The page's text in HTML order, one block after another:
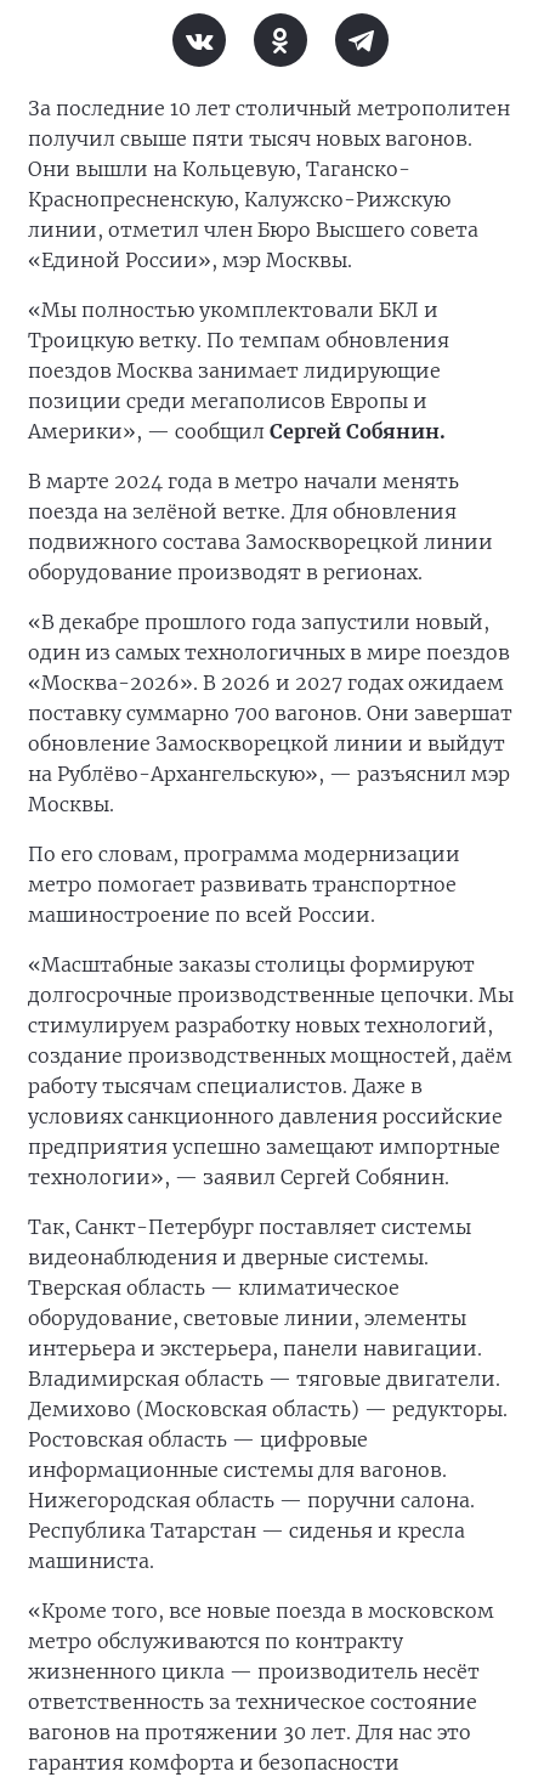
За последние 10 лет столичный метрополитен
получил свыше пяти тысяч новых вагонов.
Они вышли на Кольцевую, Таганско-
Краснопресненскую, Калужско-Рижскую
линии, отметил член Бюро Высшего совета
«Единой России», мэр Москвы.
«Мы полностью укомплектовали БКЛ и
Троицкую ветку. По темпам обновления
поездов Москва занимает лидирующие
позиции среди мегаполисов Европы и
Америки», — сообщил Сергей Собянин.
В марте 2024 года в метро начали менять
поезда на зелёной ветке. Для обновления
подвижного состава Замоскворецкой линии
оборудование производят в регионах.
«В декабре прошлого года запустили новый,
один из самых технологичных в мире поездов
«Москва-2026». В 2026 и 2027 годах ожидаем
поставку суммарно 700 вагонов. Они завершат
обновление Замоскворецкой линии и выйдут
на Рублёво-Архангельскую», — разъяснил мэр
Москвы.
По его словам, программа модернизации
метро помогает развивать транспортное
машиностроение по всей России.
«Масштабные заказы столицы формируют
долгосрочные производственные цепочки. Мы
стимулируем разработку новых технологий,
создание производственных мощностей, даём
работу тысячам специалистов. Даже в
условиях санкционного давления российские
предприятия успешно замещают импортные
технологии», — заявил Сергей Собянин.
Так, Санкт-Петербург поставляет системы
видеонаблюдения и дверные системы.
Тверская область — климатическое
оборудование, световые линии, элементы
интерьера и экстерьера, панели навигации.
Владимирская область — тяговые двигатели.
Демихово (Московская область) — редукторы.
Ростовская область — цифровые
информационные системы для вагонов.
Нижегородская область — поручни салона.
Республика Татарстан — сиденья и кресла
машиниста.
«Кроме того, все новые поезда в московском
метро обслуживаются по контракту
жизненного цикла — производитель несёт
ответственность за техническое состояние
вагонов на протяжении 30 лет. Для нас это
гарантия комфорта и безопасности